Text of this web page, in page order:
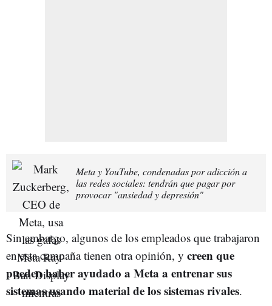
Meta y YouTube, condenadas por adicción a
las redes sociales: tendrán que pagar por
provocar "ansiedad y depresión"
Sin embargo, algunos de los empleados que trabajaron
en esta campaña tienen otra opinión, y creen que
pueden haber ayudado a Meta a entrenar sus
sistemas usando material de los sistemas rivales.